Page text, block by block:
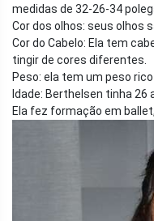
medidas de 32-26-34
Cor dos olhos: seus olhos
Cor do Cabelo: Ela tem
tingir de cores diferentes.
Peso: ela tem um peso
Idade: Berthelsen tinha 26
Ela fez formação em